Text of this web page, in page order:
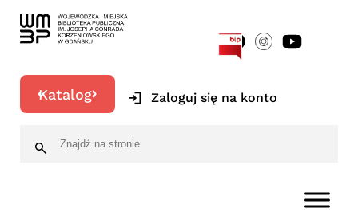
Katalog Zaloguj się na konto